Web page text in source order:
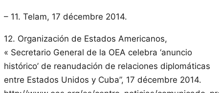
– 11. Telam, 17 décembre 2014.
12. Organización de Estados Americanos,
« Secretario General de la OEA celebra ‘anuncio
histórico’ de reanudación de relaciones diplomáticas
entre Estados Unidos y Cuba”, 17 décembre 2014.